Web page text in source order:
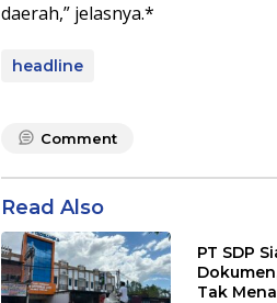
daerah,” jelasnya.*
headline
Comment
Read Also
PT SDP
Tak